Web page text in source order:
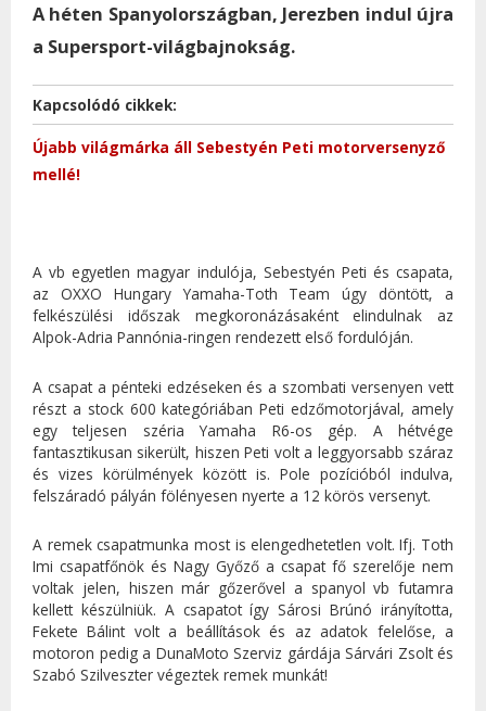
A héten Spanyolországban, Jerezben indul újra
a Supersport-világbajnokság.
Kapcsolódó cikkek:
Újabb világmárka áll Sebestyén Peti motorversenyző
mellé!
A vb egyetlen magyar indulója, Sebestyén Peti és csapata,
az OXXO Hungary Yamaha-Toth Team úgy döntött, a
felkészülési időszak megkoronázásaként elindulnak az
Alpok-Adria Pannónia-ringen rendezett első fordulóján.
A csapat a pénteki edzéseken és a szombati versenyen vett
részt a stock 600 kategóriában Peti edzőmotorjával, amely
egy teljesen széria Yamaha R6-os gép. A hétvége
fantasztikusan sikerült, hiszen Peti volt a leggyorsabb száraz
és vizes körülmények között is. Pole pozícióból indulva,
felszáradó pályán fölényesen nyerte a 12 körös versenyt.
A remek csapatmunka most is elengedhetetlen volt. Ifj. Toth
Imi csapatfőnök és Nagy Győző a csapat fő szerelője nem
voltak jelen, hiszen már gőzerővel a spanyol vb futamra
kellett készülniük. A csapatot így Sárosi Brúnó irányította,
Fekete Bálint volt a beállítások és az adatok felelőse, a
motoron pedig a DunaMoto Szerviz gárdája Sárvári Zsolt és
Szabó Szilveszter végeztek remek munkát!